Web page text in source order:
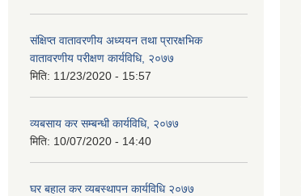
संक्षिप्त वातावरणीय अध्ययन तथा प्रारक्षभिक
वातावरणीय परीक्षण कार्यविधि, २०७७
मिति: 11/23/2020 - 15:57
व्यबसाय कर सम्बन्धी कार्यविधि, २०७७
मिति: 10/07/2020 - 14:40
घर बहाल कर व्यबस्थापन कार्यविधि २०७७